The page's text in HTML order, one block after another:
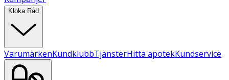
Kloka Råd
VarumärkenKundklubbTjänsterHitta apotekKundservice